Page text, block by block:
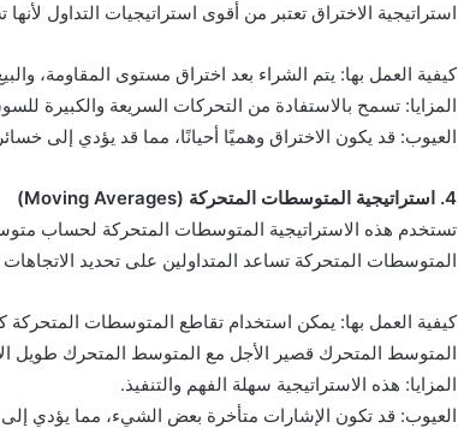
استراتيجية الاختراق تعتبر من أقوى استراتيجيات التداول
كيفية العمل بها: يتم الشراء بعد اختراق مستوى المقاومة،
المزايا: تسمح بالاستفادة من التحركات السريعة والكبيرة
العيوب: قد يكون الاختراق وهميًا أحيانًا، مما قد يؤدي إلى
4. استراتيجية المتوسطات المتحركة (Moving Averages)
تستخدم هذه الاستراتيجية المتوسطات المتحركة لحساب
المتوسطات المتحركة تساعد المتداولين على تحديد
كيفية العمل بها: يمكن استخدام تقاطع المتوسطات المتحركة
المتوسط المتحرك قصير الأجل مع المتوسط المتحرك طويل
المزايا: هذه الاستراتيجية سهلة الفهم والتنفيذ.
العيوب: قد تكون الإشارات متأخرة بعض الشيء، مما يؤدي